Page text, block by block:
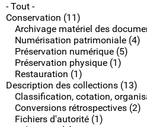
- Tout -
Conservation (11)
Archivage matériel des
Numérisation patrimoniale (4)
Préservation numérique (5)
Préservation physique (1)
Restauration (1)
Description des collections (13)
Classification, cotation,
Conversions rétrospectives (2)
Fichiers d'autorité (1)